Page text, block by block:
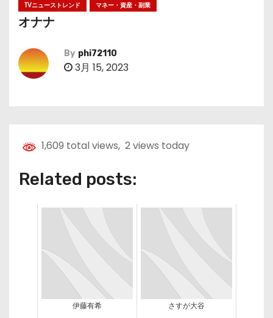
TVニューストレンド マネー・資産・副業
オナナ
By phi72110
3月 15, 2023
1,609 total views, 2 views today
Related posts:
伊藤有希 さすが大谷